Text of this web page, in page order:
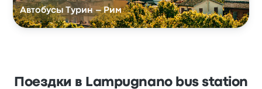
Автобусы Турин – Рим
Поездки в Lampugnano bus station